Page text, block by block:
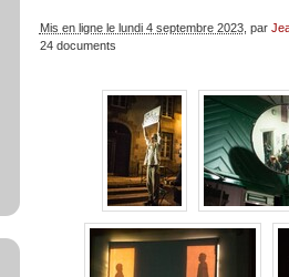
Mis en ligne le lundi 4 septembre 2023, par
24 documents